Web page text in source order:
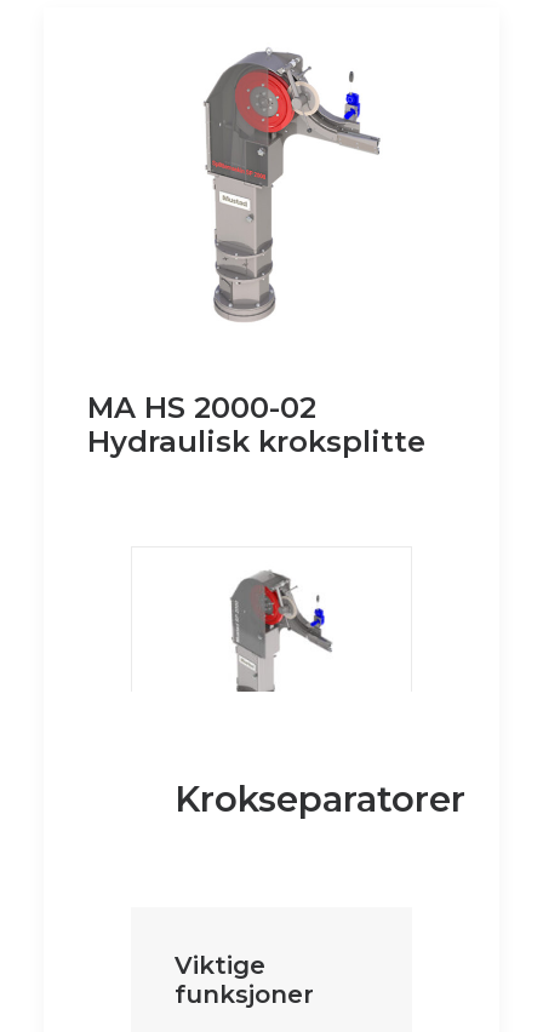
MA HS 2000-02
Hydraulisk kroksplitte
Krokseparatorer
Viktige
funksjoner